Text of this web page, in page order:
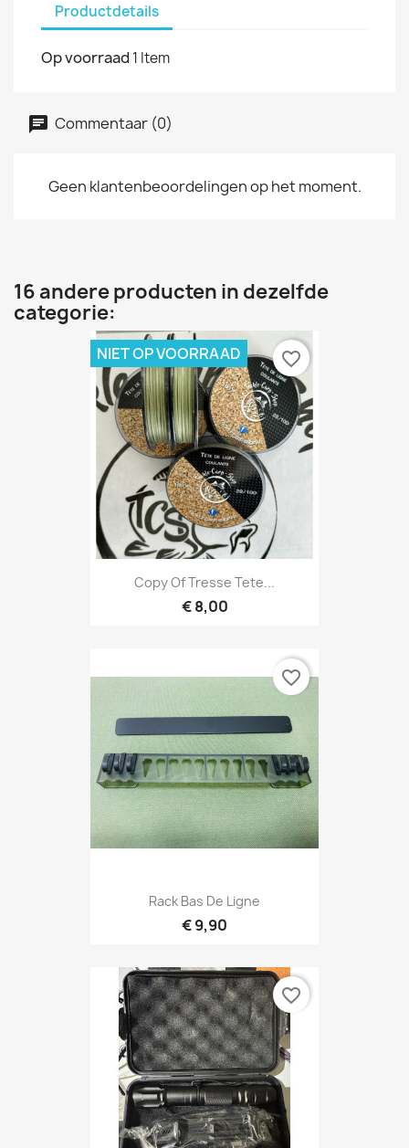
Productdetails
Op voorraad 1 Item
Commentaar (0)
Geen klantenbeoordelingen op het moment.
16 andere producten in dezelfde
categorie:
Copy Of Tresse Tete...
€ 8,00
NIET OP VOORRAAD favorite_border
Rack Bas De Ligne
€ 9,90
favorite_border
favorite_border